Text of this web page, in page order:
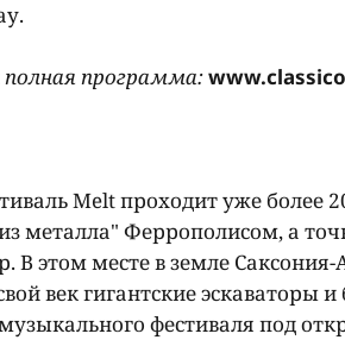
программа:
Melt проходит уже более
металла" Феррополисом, а
В этом месте в земле
век гигантские
фестиваля под